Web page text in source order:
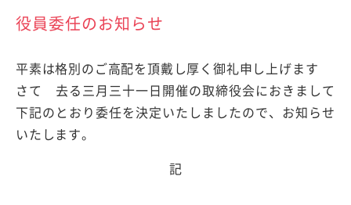
役員委任のお知らせ
平素は格別のご高配を頂戴し厚く御礼申し上げます
さて 去る三月三十一日開催の取締役会におきまして
下記のとおり委任を決定いたしましたので、お知らせ
いたします。
記